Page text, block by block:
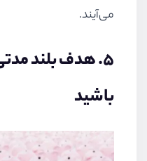
می‌آیند.
۵. هدف‌ بلند
باشید